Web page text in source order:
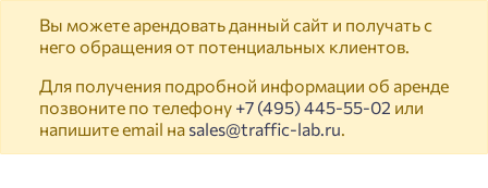
Вы можете арендовать данный сайт и получать с
него обращения от потенциальных клиентов.
Для получения подробной информации об аренде
позвоните по телефону +7 (495) 445-55-02 или
напишите email на sales@traffic-lab.ru.